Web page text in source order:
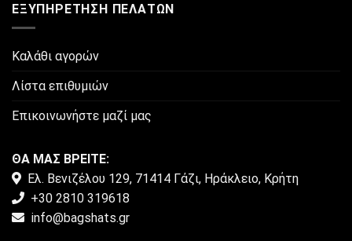
ΕΞΥΠΗΡΈΤΗΣΗ ΠΕΛΑΤΏΝ
Καλάθι αγορών
Λίστα επιθυμιών
Επικοινωνήστε μαζί μας
ΘΑ ΜΑΣ ΒΡΕΙΤΕ:
Ελ. Βενιζέλου 129, 71414 Γάζι, Ηράκλειο, Κρήτη
+30 2810 319618
info@bagshats.gr